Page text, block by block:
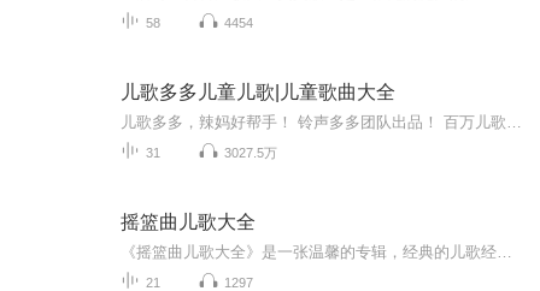
58 4454
儿歌多多儿童儿歌|儿童歌曲大全
31 3027.5万
摇篮曲儿歌大全
21 1297